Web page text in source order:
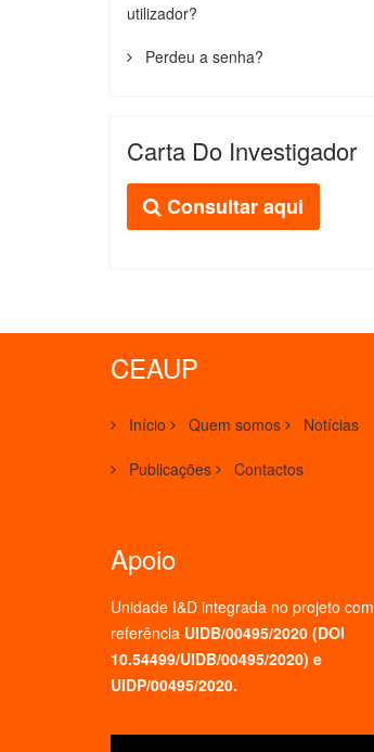
utilizador?
Perdeu a senha?
Carta Do Investigador
Consultar aqui
CEAUP
Início Quem somos Notícias
Publicações Contactos
Apoio
Unidade I&D integrada no projeto com
referência UIDB/00495/2020 (DOI
10.54499/UIDB/00495/2020) e
UIDP/00495/2020.